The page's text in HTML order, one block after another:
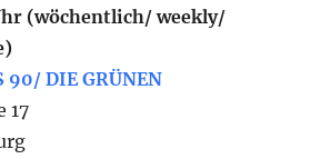
(wöchentlich/ weekly/
90/ DIE GRÜNEN
17